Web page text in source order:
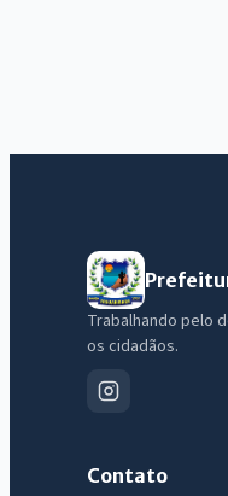
Trabalhando pelo
os cidadãos.
Contato